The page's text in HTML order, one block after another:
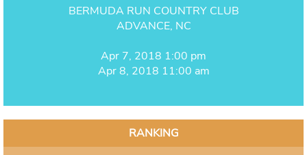
BERMUDA RUN COUNTRY CLUB
ADVANCE, NC
Apr 7, 2018 1:00 pm
Apr 8, 2018 11:00 am
RANKING